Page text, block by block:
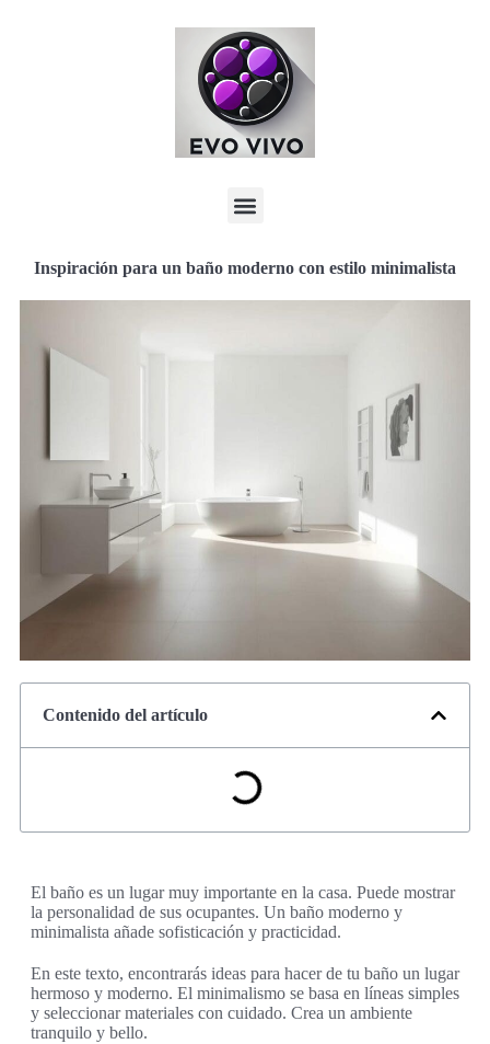
Inspiración para un baño moderno con estilo minimalista
Contenido del artículo
El baño es un lugar muy importante en la casa. Puede mostrar
la personalidad de sus ocupantes. Un baño moderno y
minimalista añade sofisticación y practicidad.
En este texto, encontrarás ideas para hacer de tu baño un lugar
hermoso y moderno. El minimalismo se basa en líneas simples
y seleccionar materiales con cuidado. Crea un ambiente
tranquilo y bello.